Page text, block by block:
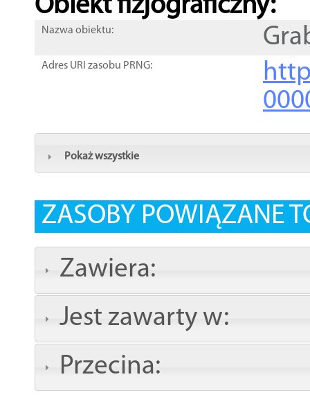
Obiekt fizjograficzny:
Nazwa obiektu:
Adres URI zasobu PRNG:
Pokaż wszystkie
ZASOBY POWIĄZANE
Zawiera:
Jest zawarty w:
Przecina: